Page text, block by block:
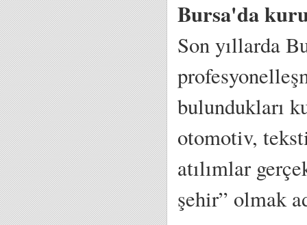
Bursa'da
Son yıllarda
bulundukları
otomotiv,
atılımlar
şehir” olmak